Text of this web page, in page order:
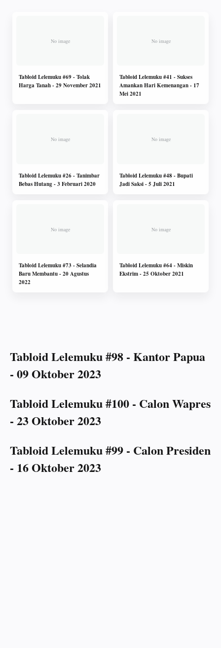
Tabloid Lelemuku #69 - Tolak
Harga Tanah - 29 November 2021
Tabloid Lelemuku #41 - Sukses
Amankan Hari Kemenangan - 17
Mei 2021
Tabloid Lelemuku #26 - Tanimbar
Bebas Hutang - 3 Februari 2020
Tabloid Lelemuku #48 - Bupati
Jadi Saksi - 5 Juli 2021
Tabloid Lelemuku #73 - Selandia
Baru Membantu - 20 Agustus
2022
Tabloid Lelemuku #64 - Miskin
Ekstrim - 25 Oktober 2021
Tabloid Lelemuku #98 - Kantor Papua
- 09 Oktober 2023
Tabloid Lelemuku #100 - Calon Wapres
- 23 Oktober 2023
Tabloid Lelemuku #99 - Calon Presiden
- 16 Oktober 2023